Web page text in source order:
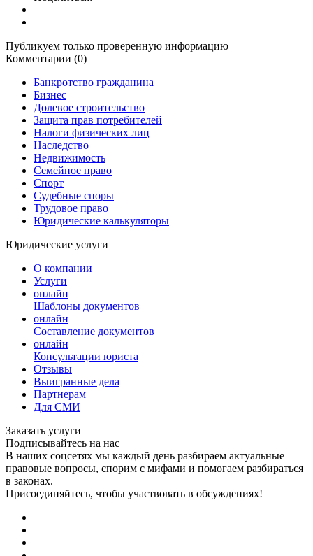
Публикуем только проверенную информацию
Комментарии (0)
Банкротство гражданина
Бизнес
Долевое строительство
Защита прав потребителей
Налоги физических лиц
Наследство
Недвижимость
Семейное право
Спорт
Судебные споры
Трудовое право
Юридические калькуляторы
Юридические услуги
О компании
Услуги
онлайн
Шаблоны документов
онлайн
Составление документов
онлайн
Консультации юриста
Отзывы
Выигранные дела
Партнерам
Для СМИ
Заказать услуги
Подписывайтесь на нас
В наших соцсетях мы каждый день разбираем актуальные
правовые вопросы, спорим с мифами и помогаем разбираться
в законах.
Присоединяйтесь, чтобы участвовать в обсуждениях!